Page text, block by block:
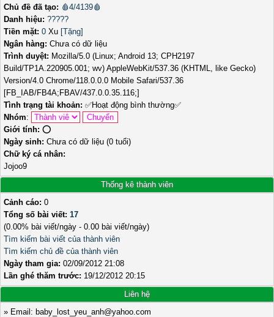
Chủ đề đã tạo: 🩸4/4139🩸
Danh hiệu: ?????
Tiền mặt: 0 Xu [Tặng]
Ngân hàng: Chưa có dữ liệu
Trình duyệt: Mozilla/5.0 (Linux; Android 13; CPH2197
Build/TP1A.220905.001; wv) AppleWebKit/537.36 (KHTML, like Gecko)
Version/4.0 Chrome/118.0.0.0 Mobile Safari/537.36
[FB_IAB/FB4A;FBAV/437.0.0.35.116;]
Tình trạng tài khoản: ✅Hoạt động bình thường✅
Nhóm:
Giới tính: ⭕️
Ngày sinh: Chưa có dữ liệu (0 tuổi)
Chữ ký cá nhân:
Jojoo9
Thống kê thành viên
Cảnh cáo: 0
Tổng số bài viết: 17
(0.00% bài viết/ngày - 0.00 bài viết/ngày)
Tìm kiếm bài viết của thành viên
Tìm kiếm chủ đề của thành viên
Ngày tham gia: 02/09/2012 21:08
Lần ghé thăm trước: 19/12/2012 20:15
Liên hệ
» Email: baby_lost_yeu_anh@yahoo.com